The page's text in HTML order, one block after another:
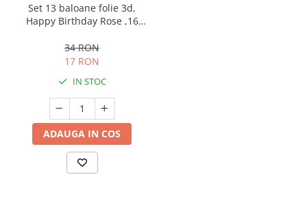
Set 13 baloane folie 3d,
Happy Birthday Rose ,16
34 RON
17 RON
IN STOC
ADAUGA IN COS